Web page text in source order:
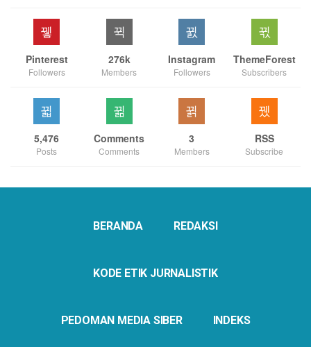
Pinterest
Followers
276k
Members
Instagram
Followers
ThemeForest
Subscribers
5,476
Posts
Comments
Comments
3
Members
RSS
Subscribe
BERANDA REDAKSI
KODE ETIK JURNALISTIK
PEDOMAN MEDIA SIBER INDEKS